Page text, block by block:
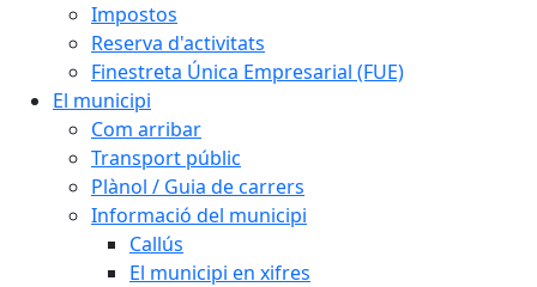
Impostos
Reserva d'activitats
Finestreta Única Empresarial (FUE)
El municipi
Com arribar
Transport públic
Plànol / Guia de carrers
Informació del municipi
Callús
El municipi en xifres